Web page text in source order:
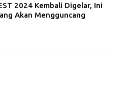
2024 Kembali Digelar, Ini
Akan Mengguncang